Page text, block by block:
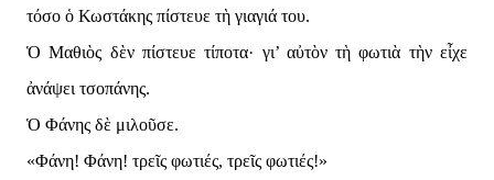
τόσο ὁ Κωστάκης πίστευε τὴ γιαγιά του.
Ὁ Μαθιὸς δὲν πίστευε τίποτα· γι’ αὐτὸν τὴ φωτιὰ τὴν εἶχε
ἀνάψει τσοπάνης.
Ὁ Φάνης δὲ μιλοῦσε.
«Φάνη! Φάνη! τρεῖς φωτιές, τρεῖς φωτιές!»